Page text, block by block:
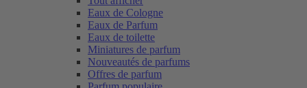
Eaux de Cologne
Eaux de Parfum
Eaux de toilette
Miniatures de parfum
Nouveautés de parfums
Offres de parfum